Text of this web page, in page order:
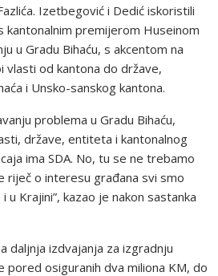
Izetbegović i Dedić iskoristili
kantonalnim premijerom Huseinom
u Gradu Bihaću, s akcentom na
vlasti od kantona do države,
i Unsko-sanskog kantona.
problema u Gradu Bihaću,
države, entiteta i kantonalnog
ima SDA. No, tu se ne trebamo
riječ o interesu građana svi smo
u Krajini”, kazao je nakon sastanka
daljnja izdvajanja za izgradnju
pored osiguranih dva miliona KM, do